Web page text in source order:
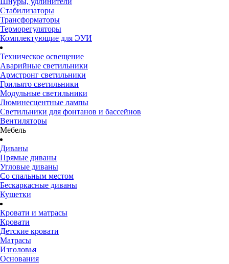
Стабилизаторы
Трансформаторы
Терморегуляторы
Комплектующие для ЭУИ
Техническое освещение
Аварийные светильники
Армстронг светильники
Грильято светильники
Модульные светильники
Люминесцентные лампы
Светильники для фонтанов и бассейнов
Вентиляторы
Мебель
Диваны
Прямые диваны
Угловые диваны
Со спальным местом
Бескаркасные диваны
Кушетки
Кровати и матрасы
Кровати
Детские кровати
Матрасы
Изголовья
Основания